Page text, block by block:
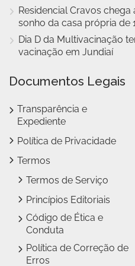
Residencial Cravos
sonho da casa própria de
Dia D da Multivacinação
vacinação em Jundiaí
Documentos Legais
Transparência e
Expediente
Política de Privacidade
Termos
Termos de Serviço
Princípios Editoriais
Código de Ética e
Conduta
Política de Correção de
Erros